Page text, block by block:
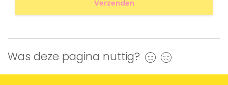
Was deze pagina nuttig? Ja